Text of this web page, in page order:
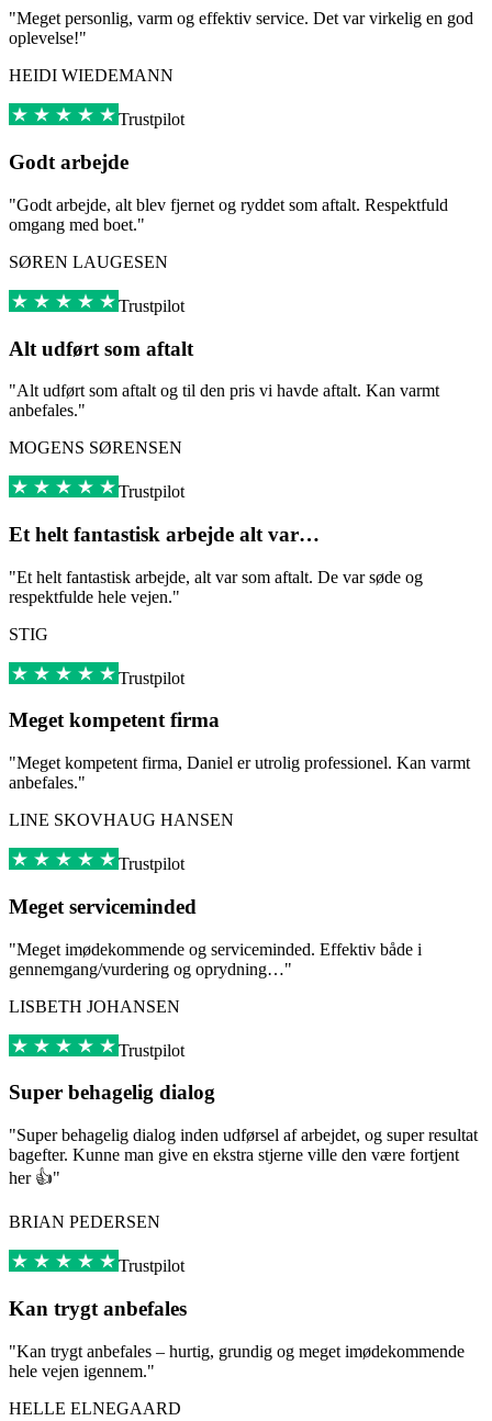
"Meget personlig, varm og effektiv service. Det var virkelig en god
oplevelse!"
HEIDI WIEDEMANN
Trustpilot
Godt arbejde
"Godt arbejde, alt blev fjernet og ryddet som aftalt. Respektfuld
omgang med boet."
SØREN LAUGESEN
Trustpilot
Alt udført som aftalt
"Alt udført som aftalt og til den pris vi havde aftalt. Kan varmt
anbefales."
MOGENS SØRENSEN
Trustpilot
Et helt fantastisk arbejde alt var…
"Et helt fantastisk arbejde, alt var som aftalt. De var søde og
respektfulde hele vejen."
STIG
Trustpilot
Meget kompetent firma
"Meget kompetent firma, Daniel er utrolig professionel. Kan varmt
anbefales."
LINE SKOVHAUG HANSEN
Trustpilot
Meget serviceminded
"Meget imødekommende og serviceminded. Effektiv både i
gennemgang/vurdering og oprydning…"
LISBETH JOHANSEN
Trustpilot
Super behagelig dialog
"Super behagelig dialog inden udførsel af arbejdet, og super resultat
bagefter. Kunne man give en ekstra stjerne ville den være fortjent
her 👍"
BRIAN PEDERSEN
Trustpilot
Kan trygt anbefales
"Kan trygt anbefales – hurtig, grundig og meget imødekommende
hele vejen igennem."
HELLE ELNEGAARD